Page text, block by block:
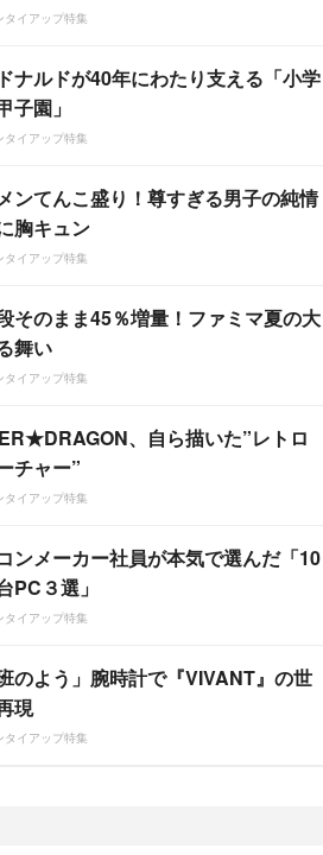
タイアップ特集
ナルドが40年にわたり支える「小学
子園」
タイアップ特集
ンてんこ盛り！尊すぎる男子の純情
胸キュン
タイアップ特集
そのまま45％増量！ファミマ夏の大
舞い
タイアップ特集
、自ら描いた”レトロ
チャー”
タイアップ特集
ンメーカー社員が本気で選んだ「10
PC３選」
タイアップ特集
のよう」腕時計で『VIVANT』の世
現
タイアップ特集